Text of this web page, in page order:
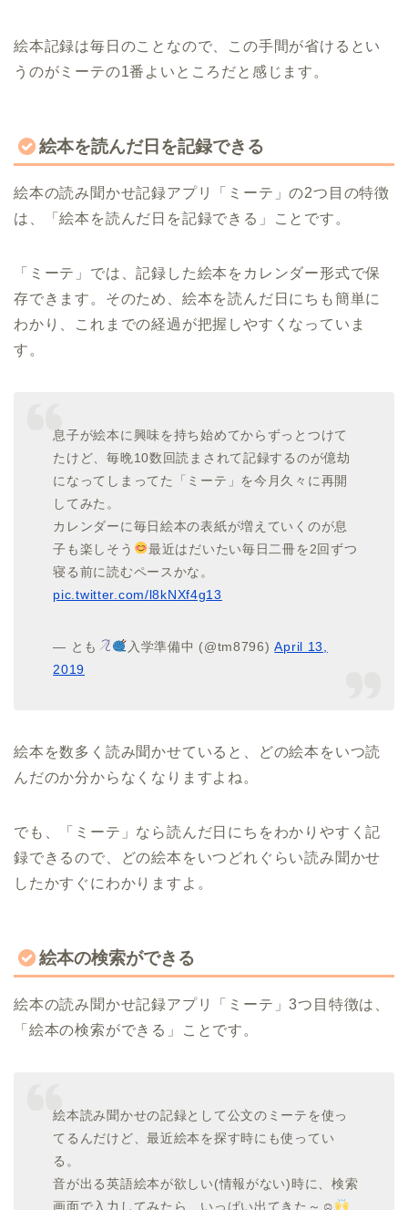
絵本記録は毎日のことなので、この手間が省けるとい
うのがミーテの1番よいところだと感じます。
絵本を読んだ日を記録できる
絵本の読み聞かせ記録アプリ「ミーテ」の2つ目の特徴
は、「絵本を読んだ日を記録できる」ことです。
「ミーテ」では、記録した絵本をカレンダー形式で保
存できます。そのため、絵本を読んだ日にちも簡単に
わかり、これまでの経過が把握しやすくなっていま
す。
息子が絵本に興味を持ち始めてからずっとつけて
たけど、毎晩10数回読まされて記録するのが億劫
になってしまってた「ミーテ」を今月久々に再開
してみた。
カレンダーに毎日絵本の表紙が増えていくのが息
子も楽しそう
最近はだいたい毎日二冊を2回ずつ
寝る前に読むペースかな。
pic.twitter.com/l8kNXf4g13
— とも 入学準備中 (@tm8796)April 13,
2019
絵本を数多く読み聞かせていると、どの絵本をいつ読
んだのか分からなくなりますよね。
でも、「ミーテ」なら読んだ日にちをわかりやすく記
録できるので、どの絵本をいつどれぐらい読み聞かせ
したかすぐにわかりますよ。
絵本の検索ができる
絵本の読み聞かせ記録アプリ「ミーテ」3つ目特徴は、
「絵本の検索ができる」ことです。
絵本読み聞かせの記録として公文のミーテを使っ
てるんだけど、最近絵本を探す時にも使ってい
る。
音が出る英語絵本が欲しい(情報がない)時に、検索
画面で入力してみたら、いっぱい出てきた～☺